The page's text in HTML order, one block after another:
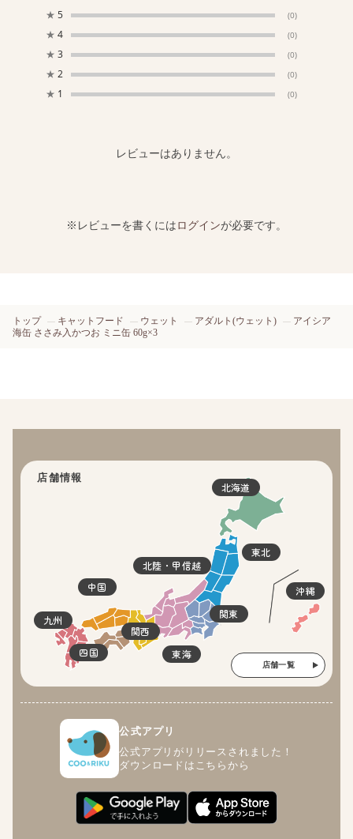
★ 5 (0)
★ 4 (0)
★ 3 (0)
★ 2 (0)
★ 1 (0)
レビューはありません。
※レビューを書くにはログインが必要です。
トップ キャットフード ウェット アダルト(ウェット)
アイシア
海缶 ささみ入かつお ミニ缶 60g×3
店舗情報
北海道
東北
関東
北陸・甲信越
東海
関西
四国
中国
九州
沖縄
店舗一覧
公式アプリ
公式アプリがリリースされました！
ダウンロードはこちらから